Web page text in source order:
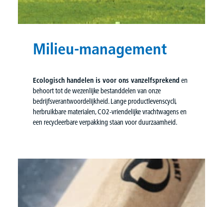
Milieu-management
Ecologisch handelen is voor ons vanzelfsprekend en
behoort tot de wezenlijke bestanddelen van onze
bedrijfsverantwoordelijkheid. Lange productlevenscycli,
herbruikbare materialen, CO2-vriendelijke vrachtwagens en
een recycleerbare verpakking staan voor duurzaamheid.